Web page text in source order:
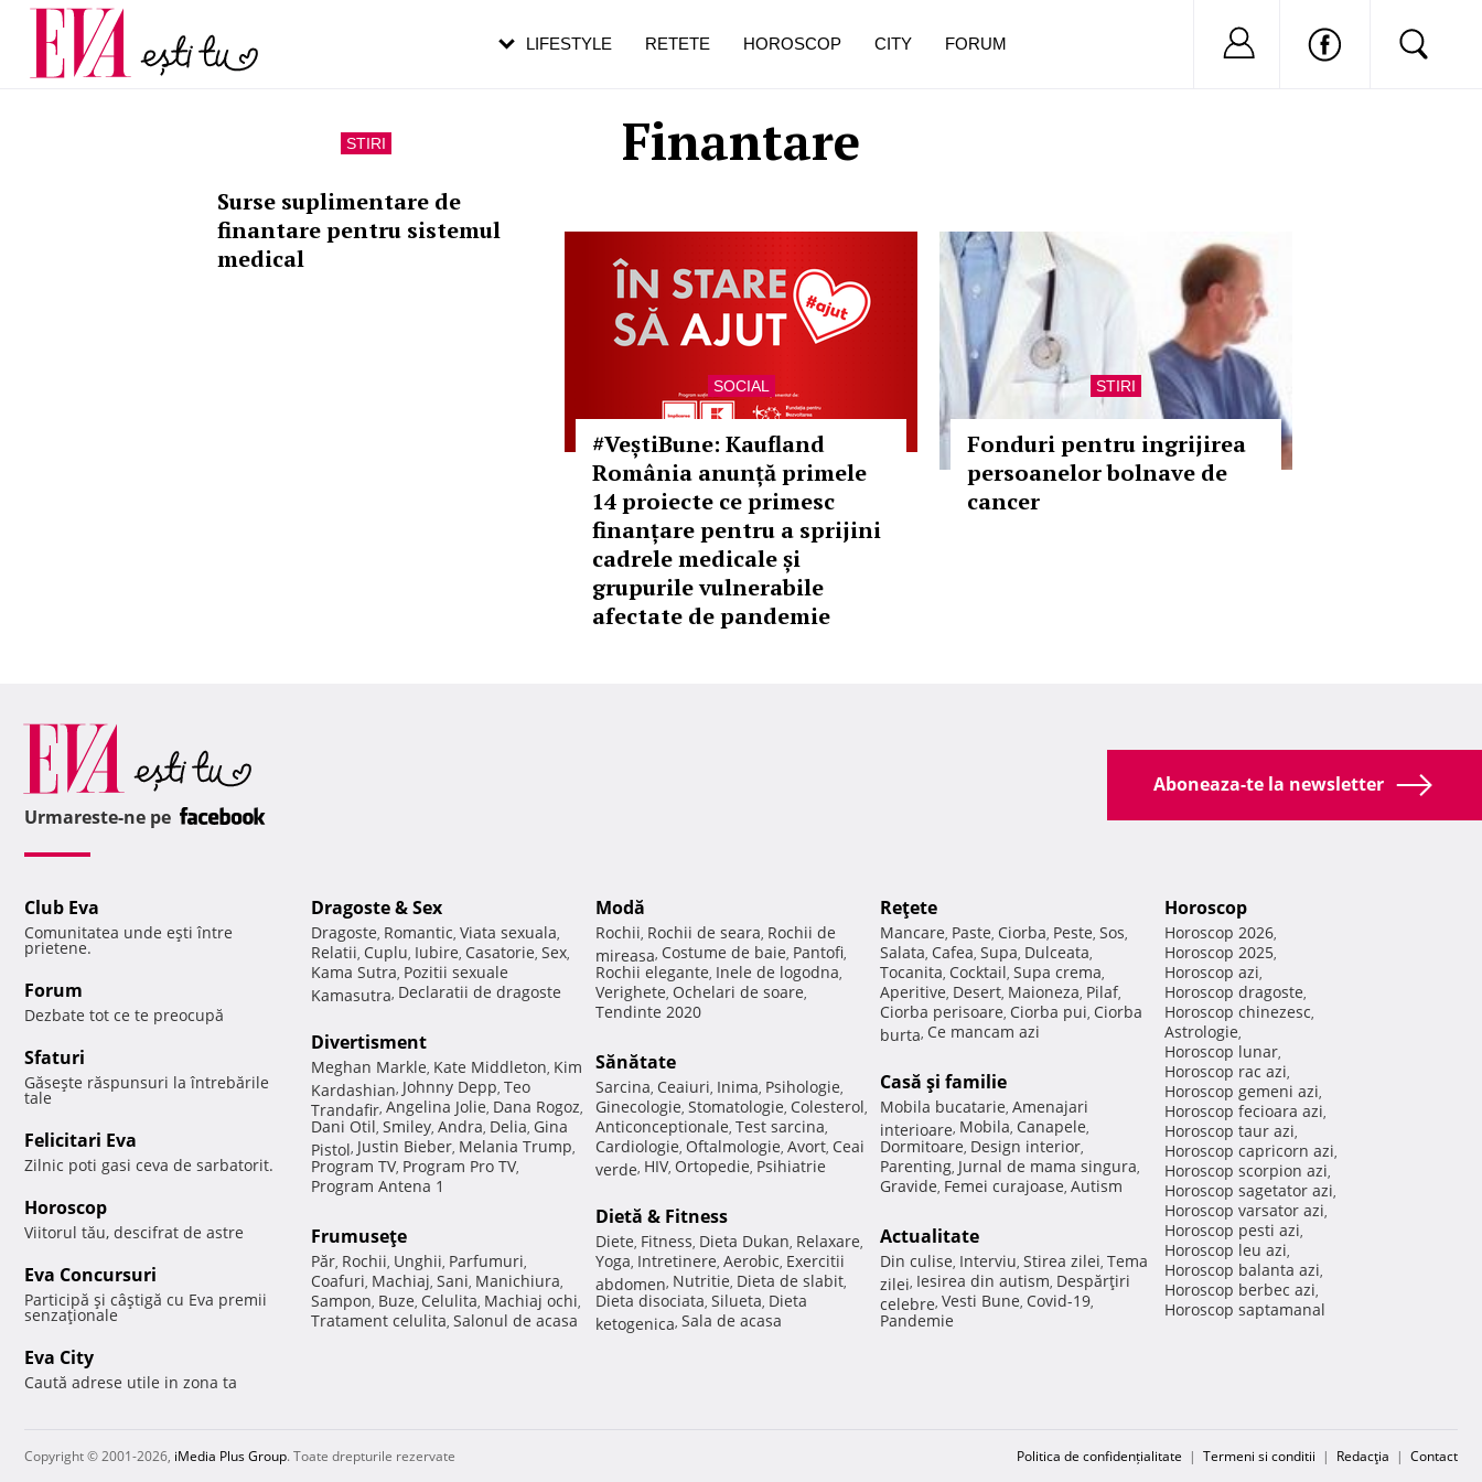
Finantare
STIRI
Surse suplimentare de
finantare pentru sistemul
medical
SOCIAL
#VeștiBune: Kaufland
România anunță primele
14 proiecte ce primesc
finanțare pentru a sprijini
cadrele medicale și
grupurile vulnerabile
afectate de pandemie
STIRI
Fonduri pentru ingrijirea
persoanelor bolnave de
cancer
LIFESTYLE RETETE HOROSCOP CITY FORUM Nu ai cont?
Carieră
Actualitate
pe măsură ce înaintezi în vârstă
de dureroasă este investigația
Aboneaza-te la newsletter
Urmareste-ne pe
Club Eva
Comunitatea unde eşti între
prietene.
Forum
Dezbate tot ce te preocupă
Sfaturi
Găseşte răspunsuri la întrebările
tale
Felicitari Eva
Zilnic poti gasi ceva de sarbatorit.
Horoscop
Viitorul tău, descifrat de astre
Eva Concursuri
Participă şi câştigă cu Eva premii
senzaţionale
Eva City
Caută adrese utile in zona ta
Dragoste & Sex
Dragoste, Romantic, Viata sexuala,
Relatii, Cuplu, Iubire, Casatorie, Sex,
Kama Sutra, Pozitii sexuale
Kamasutra, Declaratii de dragoste
Divertisment
Meghan Markle, Kate Middleton, Kim
Kardashian, Johnny Depp, Teo
Trandafir, Angelina Jolie, Dana Rogoz,
Dani Otil, Smiley, Andra, Delia, Gina
Pistol, Justin Bieber, Melania Trump,
Program TV, Program Pro TV,
Program Antena 1
Frumuseţe
Păr, Rochii, Unghii, Parfumuri,
Coafuri, Machiaj, Sani, Manichiura,
Sampon, Buze, Celulita, Machiaj ochi,
Tratament celulita, Salonul de acasa
Modă
Rochii, Rochii de seara, Rochii de
mireasa, Costume de baie, Pantofi,
Rochii elegante, Inele de logodna,
Verighete, Ochelari de soare,
Tendinte 2020
Sănătate
Sarcina, Ceaiuri, Inima, Psihologie,
Ginecologie, Stomatologie, Colesterol,
Anticonceptionale, Test sarcina,
Cardiologie, Oftalmologie, Avort, Ceai
verde, HIV, Ortopedie, Psihiatrie
Dietă & Fitness
Diete, Fitness, Dieta Dukan, Relaxare,
Yoga, Intretinere, Aerobic, Exercitii
abdomen, Nutritie, Dieta de slabit,
Dieta disociata, Silueta, Dieta
ketogenica, Sala de acasa
Reţete
Mancare, Paste, Ciorba, Peste, Sos,
Salata, Cafea, Supa, Dulceata,
Tocanita, Cocktail, Supa crema,
Aperitive, Desert, Maioneza, Pilaf,
Ciorba perisoare, Ciorba pui, Ciorba
burta, Ce mancam azi
Casă şi familie
Mobila bucatarie, Amenajari
interioare, Mobila, Canapele,
Dormitoare, Design interior,
Parenting, Jurnal de mama singura,
Gravide, Femei curajoase, Autism
Actualitate
Din culise, Interviu, Stirea zilei, Tema
zilei, Iesirea din autism, Despărţiri
celebre, Vesti Bune, Covid-19,
Pandemie
Horoscop
Horoscop 2026,
Horoscop 2025,
Horoscop azi,
Horoscop dragoste,
Horoscop chinezesc,
Astrologie,
Horoscop lunar,
Horoscop rac azi,
Horoscop gemeni azi,
Horoscop fecioara azi,
Horoscop taur azi,
Horoscop capricorn azi,
Horoscop scorpion azi,
Horoscop sagetator azi,
Horoscop varsator azi,
Horoscop pesti azi,
Horoscop leu azi,
Horoscop balanta azi,
Horoscop berbec azi,
Horoscop saptamanal
Copyright © 2001-2026, iMedia Plus Group. Toate drepturile rezervate Politica de confidențialitate | Termeni si conditii | Redacţia | Contact